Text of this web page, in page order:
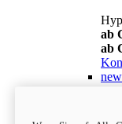
ab
ab
new
ab